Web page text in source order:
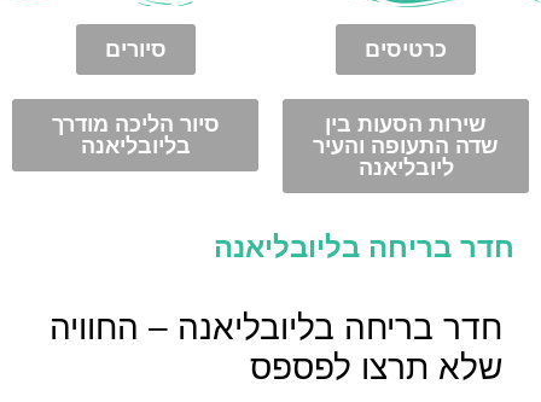
כרטיסים סיורים
שירות הסעות בין
שדה התעופה והעיר
ליובליאנה
סיור הליכה מודרך
בליובליאנה
חדר בריחה בליובליאנה
חדר בריחה בליובליאנה – החוויה
שלא תרצו לפספס